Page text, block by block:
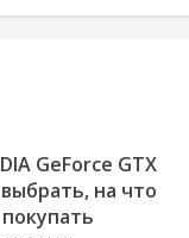
GeForce GTX
выбрать, на что